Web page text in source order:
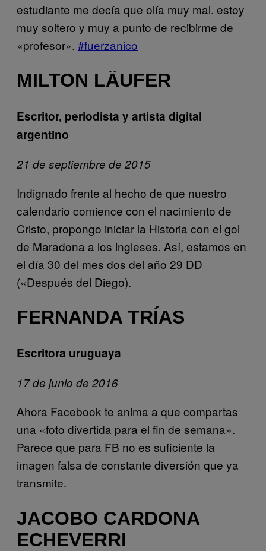
estudiante me decía que olía muy mal. estoy
muy soltero y muy a punto de recibirme de
«profesor». ‪#‎fuerzanico
MILTON LÄUFER
Escritor, periodista y artista digital
argentino
21 de septiembre de 2015
Indignado frente al hecho de que nuestro
calendario comience con el nacimiento de
Cristo, propongo iniciar la Historia con el gol
de Maradona a los ingleses. Así, estamos en
el día 30 del mes dos del año 29 DD
(«Después del Diego).
FERNANDA TRÍAS
Escritora uruguaya
17 de junio de 2016
Ahora Facebook te anima a que compartas
una «foto divertida para el fin de semana».
Parece que para FB no es suficiente la
imagen falsa de constante diversión que ya
transmite.
JACOBO CARDONA
ECHEVERRI